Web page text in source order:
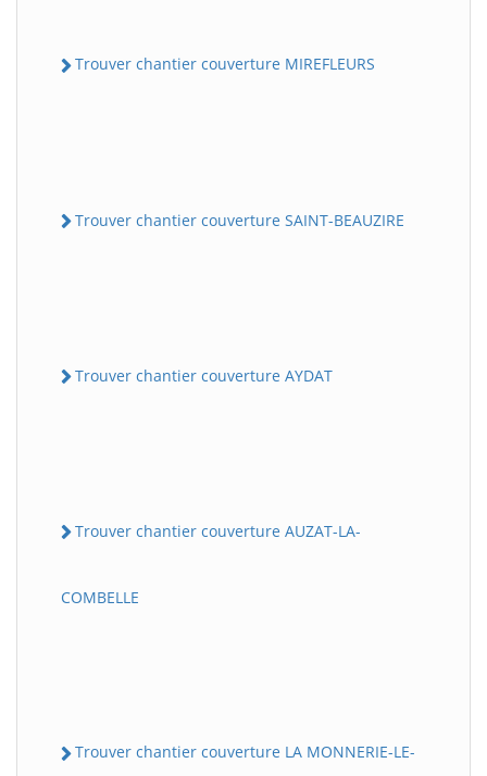
Trouver chantier couverture MIREFLEURS
Trouver chantier couverture SAINT-BEAUZIRE
Trouver chantier couverture AYDAT
Trouver chantier couverture AUZAT-LA-
COMBELLE
Trouver chantier couverture LA MONNERIE-LE-